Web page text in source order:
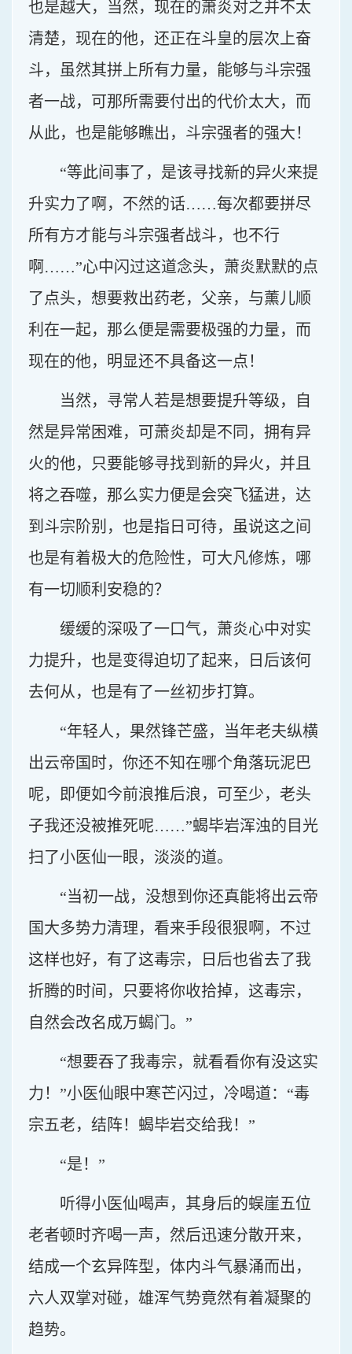
也是越大，当然，现在的萧炎对之并不太
清楚，现在的他，还正在斗皇的层次上奋
斗，虽然其拼上所有力量，能够与斗宗强
者一战，可那所需要付出的代价太大，而
从此，也是能够瞧出，斗宗强者的强大！
“等此间事了，是该寻找新的异火来提
升实力了啊，不然的话……每次都要拼尽
所有方才能与斗宗强者战斗，也不行
啊……”心中闪过这道念头，萧炎默默的点
了点头，想要救出药老，父亲，与薰儿顺
利在一起，那么便是需要极强的力量，而
现在的他，明显还不具备这一点！
当然，寻常人若是想要提升等级，自
然是异常困难，可萧炎却是不同，拥有异
火的他，只要能够寻找到新的异火，并且
将之吞噬，那么实力便是会突飞猛进，达
到斗宗阶别，也是指日可待，虽说这之间
也是有着极大的危险性，可大凡修炼，哪
有一切顺利安稳的？
缓缓的深吸了一口气，萧炎心中对实
力提升，也是变得迫切了起来，日后该何
去何从，也是有了一丝初步打算。
“年轻人，果然锋芒盛，当年老夫纵横
出云帝国时，你还不知在哪个角落玩泥巴
呢，即便如今前浪推后浪，可至少，老头
子我还没被推死呢……”蝎毕岩浑浊的目光
扫了小医仙一眼，淡淡的道。
“当初一战，没想到你还真能将出云帝
国大多势力清理，看来手段很狠啊，不过
这样也好，有了这毒宗，日后也省去了我
折腾的时间，只要将你收拾掉，这毒宗，
自然会改名成万蝎门。”
“想要吞了我毒宗，就看看你有没这实
力！”小医仙眼中寒芒闪过，冷喝道：“毒
宗五老，结阵！蝎毕岩交给我！”
“是！”
听得小医仙喝声，其身后的蜈崖五位
老者顿时齐喝一声，然后迅速分散开来，
结成一个玄异阵型，体内斗气暴涌而出，
六人双掌对碰，雄浑气势竟然有着凝聚的
趋势。